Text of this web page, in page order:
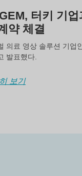
터키 기
약 체결
의료 영상 솔루션 기업
발표했다.
보기